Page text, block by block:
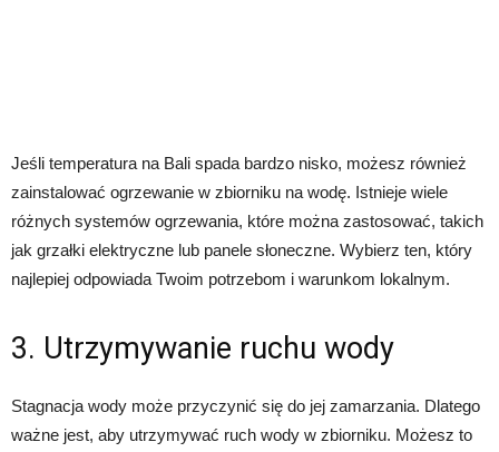
Jeśli temperatura na Bali spada bardzo nisko, możesz również
zainstalować ogrzewanie w zbiorniku na wodę. Istnieje wiele
różnych systemów ogrzewania, które można zastosować, takich
jak grzałki elektryczne lub panele słoneczne. Wybierz ten, który
najlepiej odpowiada Twoim potrzebom i warunkom lokalnym.
3. Utrzymywanie ruchu wody
Stagnacja wody może przyczynić się do jej zamarzania. Dlatego
ważne jest, aby utrzymywać ruch wody w zbiorniku. Możesz to